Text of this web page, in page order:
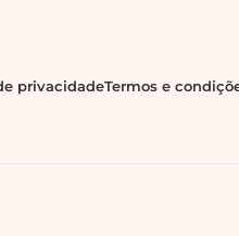
privacidadeTermos e